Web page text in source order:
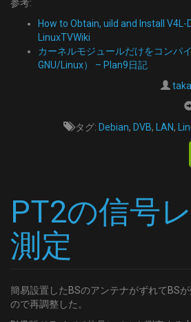
参考:
How to Obtain, uild and Install V4L-
LinuxTVWiki
カーネルモジュールだけをコンパ
GNU/Linux） – Plan9日記
タグ: Debian, DVB, LAN,
PT2の信号
測定
簡易設置したBSのアンテナがずれてBS
ので再調整した。